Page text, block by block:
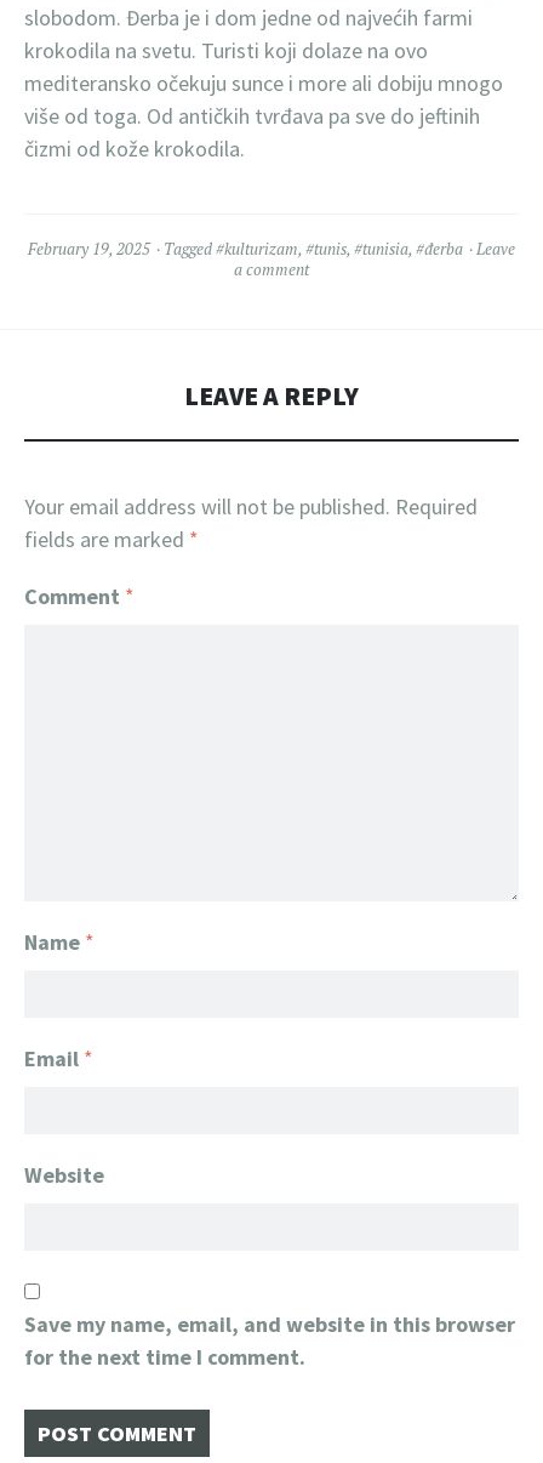
slobodom. Đerba je i dom jedne od najvećih farmi
krokodila na svetu. Turisti koji dolaze na ovo
mediteransko očekuju sunce i more ali dobiju mnogo
više od toga. Od antičkih tvrđava pa sve do jeftinih
čizmi od kože krokodila.
February 19, 2025 Tagged#kulturizam, #tunis, #tunisia, #đerba
Leave
a comment
LEAVE A REPLY
Your email address will not be published. Required
fields are marked *
Comment *
Name *
Email *
Website
Save my name, email, and website in this browser
for the next time I comment.